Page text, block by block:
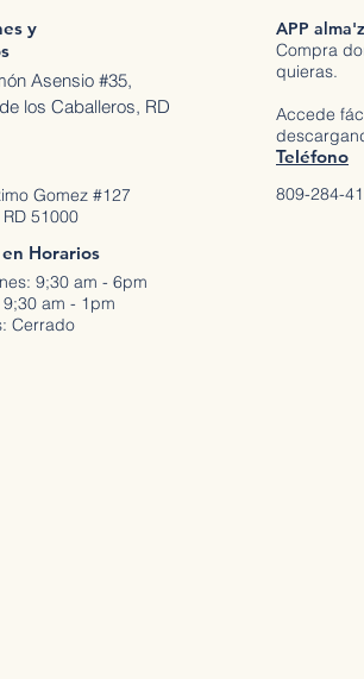
y
Asensio #35,
los Caballeros, RD
APP
Compra
quieras.
Accede
Gomez #127
51000
Horarios
9;30 am - 6pm
am - 1pm
Cerrado
Teléfono
809-284-